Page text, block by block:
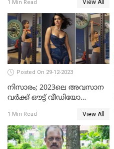
1 Min Read View All
Posted On 29-12-2023
നിസാരം; 2023ലെ അവസാന
വർക്ക് ഔട്ട് വീഡിയോ
1 Min Read View All